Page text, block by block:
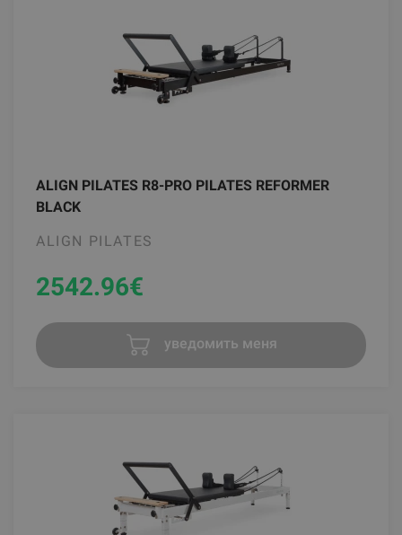
ALIGN PILATES R8-PRO PILATES REFORMER
BLACK
ALIGN PILATES
2542.96€
уведомить меня